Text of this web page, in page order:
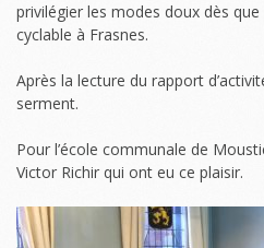
privilégier les modes doux dès
cyclable à Frasnes.
Après la lecture du rapport
serment.
Pour l’école communale de
Victor Richir qui ont eu ce plaisir.